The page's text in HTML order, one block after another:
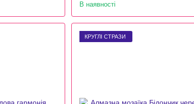
В наявності
КРУГЛІ СТРАЗИ